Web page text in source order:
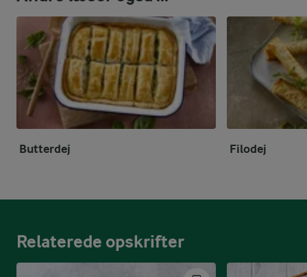
Butterdej Filodej
Relaterede opskrifter